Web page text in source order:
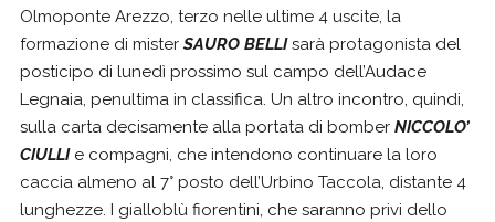
Olmoponte Arezzo, terzo nelle ultime 4 uscite, la
formazione di mister SAURO BELLIsarà protagonista del
posticipo di lunedì prossimo sul campo dell’Audace
Legnaia, penultima in classifica. Un altro incontro, quindi,
sulla carta decisamente alla portata di bomber NICCOLO’
CIULLIe compagni, che intendono continuare la loro
caccia almeno al 7° posto dell’Urbino Taccola, distante 4
lunghezze. I gialloblù fiorentini, che saranno privi dello